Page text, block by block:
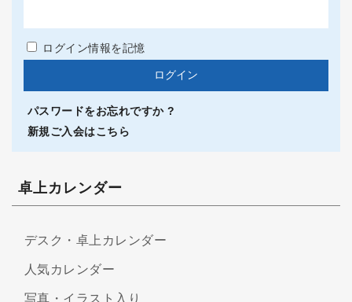
ログイン情報を記憶
パスワードをお忘れですか ?
新規ご入会はこちら
卓上カレンダー
デスク・卓上カレンダー
人気カレンダー
写真・イラスト入り